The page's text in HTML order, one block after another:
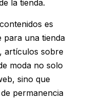
la tienda.
es
para una tienda
artículos sobre
moda no solo
sino que
permanencia